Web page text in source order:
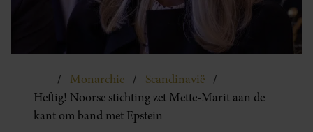
Monarchie
Scandinavië
Heftig! Noorse stichting zet Mette-Marit aan de
kant om band met Epstein